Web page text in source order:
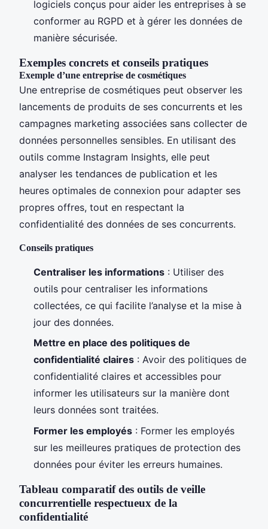
logiciels conçus pour aider les entreprises à se
conformer au RGPD et à gérer les données de
manière sécurisée.
Exemples concrets et conseils pratiques
Exemple d’une entreprise de cosmétiques
Une entreprise de cosmétiques peut observer les
lancements de produits de ses concurrents et les
campagnes marketing associées sans collecter de
données personnelles sensibles. En utilisant des
outils comme Instagram Insights, elle peut
analyser les tendances de publication et les
heures optimales de connexion pour adapter ses
propres offres, tout en respectant la
confidentialité des données de ses concurrents.
Conseils pratiques
Centraliser les informations : Utiliser des
outils pour centraliser les informations
collectées, ce qui facilite l’analyse et la mise à
jour des données.
Mettre en place des politiques de
confidentialité claires : Avoir des politiques de
confidentialité claires et accessibles pour
informer les utilisateurs sur la manière dont
leurs données sont traitées.
Former les employés : Former les employés
sur les meilleures pratiques de protection des
données pour éviter les erreurs humaines.
Tableau comparatif des outils de veille
concurrentielle respectueux de la
confidentialité